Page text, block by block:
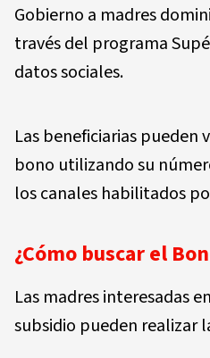
Gobierno a madres
través del programa
datos sociales.
Las beneficiarias pueden
bono utilizando su
los canales habilitados
¿Cómo buscar el
Las madres interesadas
subsidio pueden realizar